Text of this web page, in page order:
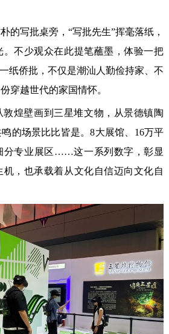
写批桌旁，“写批先生”挥毫落纸，
不少观众在此提笔蘸墨，体验一把
纸侨批，不仅是潮汕人勤俭持家、不
穿越世代的家国情怀。
煌壁画到三星堆文物，从景德镇陶
的场景比比皆是。8大展馆、16万平
分专业展区……这一系列数字，彰显
，也承载着从文化自信迈向文化自